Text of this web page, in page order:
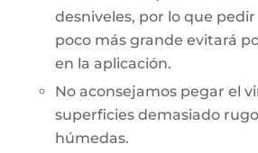
desniveles, por lo que
poco más grande evitará
en la aplicación.
No aconsejamos pegar el
superficies demasiado
húmedas.